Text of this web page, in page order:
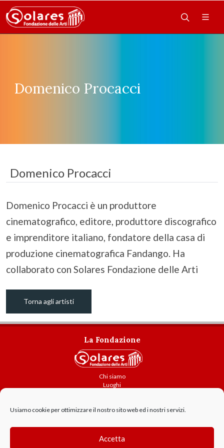
Usiamo cookie per ottimizzare il nostro sito web ed i nostri servizi.
Accetta
Domenico Procacci
Domenico Procacci
Domenico Procacci è un produttore
cinematografico, editore, produttore discografico
e imprenditore italiano, fondatore della casa di
produzione cinematografica Fandango. Ha
collaborato con Solares Fondazione delle Arti
Torna agli artisti
La Fondazione
Chi siamo
Luoghi
Contatti
Cookie Policy
GDPR - Privacy